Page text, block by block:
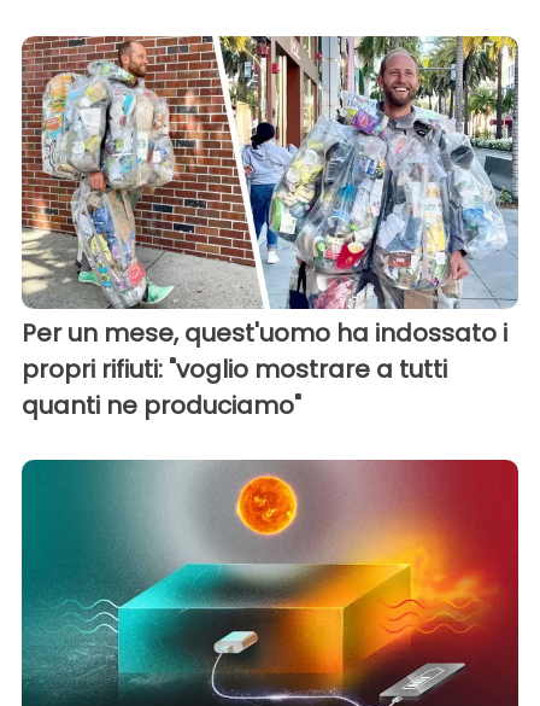
Per un mese, quest'uomo ha indossato i
propri rifiuti: "voglio mostrare a tutti
quanti ne produciamo"